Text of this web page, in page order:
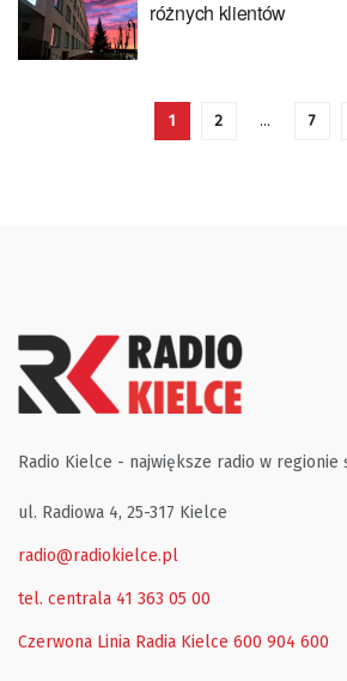
różnych klientów
1 2 … 7
Radio Kielce - największe radio w regionie
ul. Radiowa 4, 25-317 Kielce
radio@radiokielce.pl
tel. centrala 41 363 05 00
Czerwona Linia Radia Kielce 600 904 600